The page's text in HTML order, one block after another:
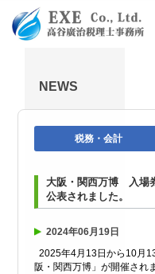
NEWS
税務・会計
大阪・関西万博 入場
公表されました。
2024年06月19日
2025年4月13日から10月
阪・関西万博」が開催され